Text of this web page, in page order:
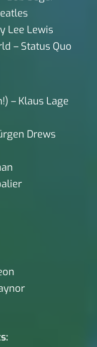
Lee Lewis
– Status Quo
– Klaus Lage
Drews